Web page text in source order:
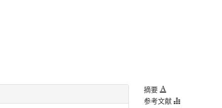
摘要
参考文献